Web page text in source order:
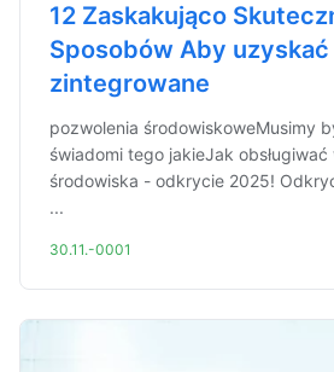
12 Zaskakująco
Sposobów Aby
zintegrowane
pozwolenia środowiskoweMusimy
świadomi tego jakieJak
środowiska - odkrycie 2025!
...
30.11.-0001